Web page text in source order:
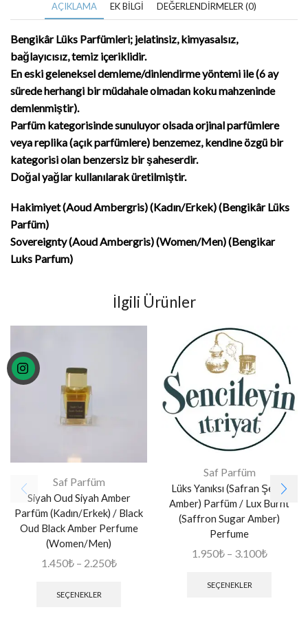
AÇIKLAMA EK BILGI DEĞERLENDIRMELER (0)
Bengikâr Lüks Parfümleri; jelatinsiz, kimyasalsız,
bağlayıcısız, temiz içeriklidir.
En eski geleneksel demleme/dinlendirme yöntemi ile (6 ay
sürede herhangi bir müdahale olmadan koku mahzeninde
demlenmiştir).
Parfüm kategorisinde sunuluyor olsada orjinal parfümlere
veya replika (açık parfümlere) benzemez, kendine özgü bir
kategorisi olan benzersiz bir şaheserdir.
Doğal yağlar kullanılarak üretilmiştir.
Hakimiyet (Aoud Ambergris) (Kadın/Erkek)(Bengikâr Lüks
Parfüm)
Sovereignty (Aoud Ambergris) (Women/Men) (Bengikar
Luks Parfum)
İlgili Ürünler
Saf Parfüm
Siyah Oud Siyah Amber
Parfüm (Kadın/Erkek) / Black
Oud Black Amber Perfume
(Women/Men)
1.450₺– 2.250₺
SEÇENEKLER
Saf Parfüm
Lüks Yanıksı (Safran Şeker
Amber) Parfüm / Lux Burnt
(Saffron Sugar Amber)
Perfume
1.950₺– 3.100₺
SEÇENEKLER